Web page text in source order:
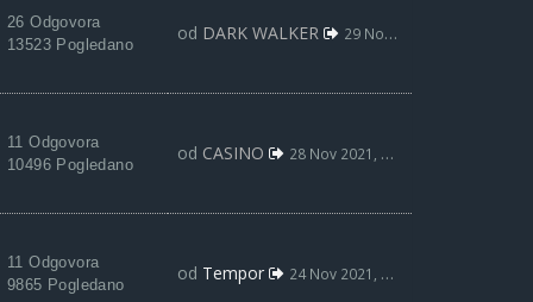
26 Odgovora
13523 Pogledano
od DARK WALKER 29 Nov 2021, 11:57
11 Odgovora
10496 Pogledano
od CASINO 28 Nov 2021, 19:11
11 Odgovora
9865 Pogledano
od Tempor 24 Nov 2021, 06:11